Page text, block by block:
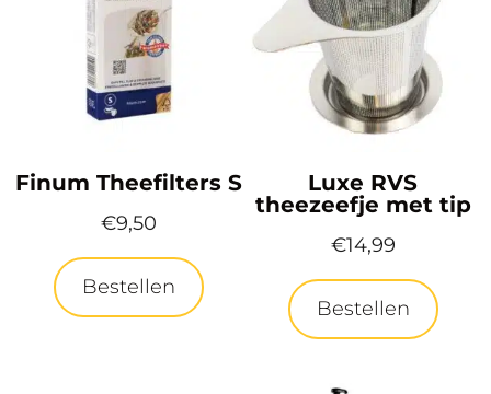
Finum Theefilters S
€9,50
Bestellen
Luxe RVS
theezeefje met tip
€14,99
Bestellen